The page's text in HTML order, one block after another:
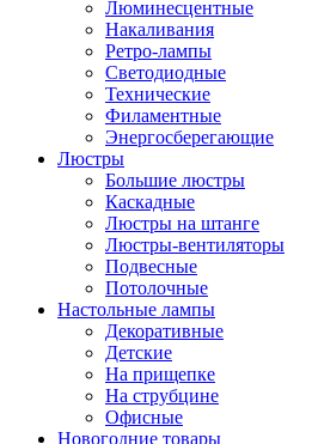
Люминесцентные
Накаливания
Ретро-лампы
Светодиодные
Технические
Филаментные
Энергосберегающие
Люстры
Большие люстры
Каскадные
Люстры на штанге
Люстры-вентиляторы
Подвесные
Потолочные
Настольные лампы
Декоративные
Детские
На прищепке
На струбцине
Офисные
Новогодние товары